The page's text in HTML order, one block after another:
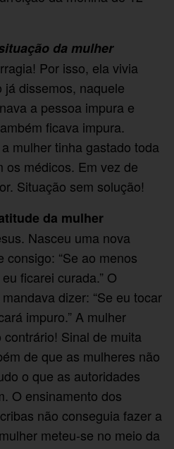
da mulher
Por isso, ela vivia
dissemos, naquele
a pessoa impura e
ficava impura.
mulher tinha gastado toda
os médicos. Em vez de
Situação sem solução!
da mulher
Nasceu uma nova
consigo: “Se ao menos
ficarei curada.” O
dizer: “Se eu tocar
impuro.” A mulher
Sinal de muita
de que as mulheres não
o que as autoridades
O ensinamento dos
não conseguia fazer a
meteu-se no meio da